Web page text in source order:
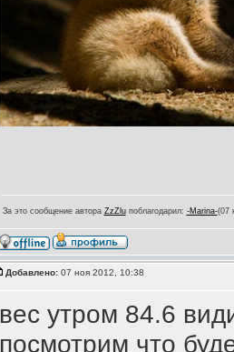
За это сообщение автора ZzZluпоблагодарил: -Marina-(07
Добавлено:07 ноя 2012, 10:38
вес утром 84.6
посмотрим что